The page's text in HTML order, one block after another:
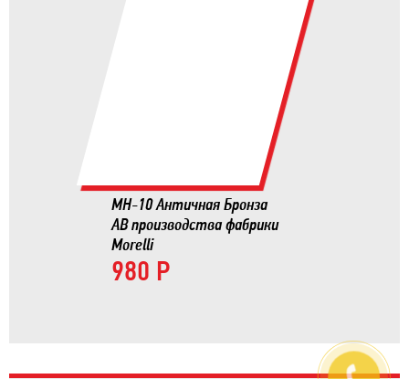
MH-10 Античная Бронза
AB производства фабрики
Morelli
980 Р